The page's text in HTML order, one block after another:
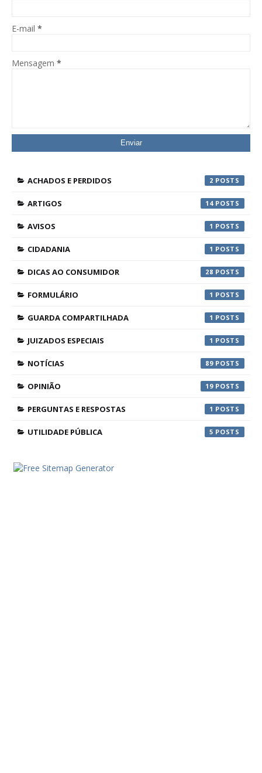
E-mail *
Mensagem *
ACHADOS E PERDIDOS 2
ARTIGOS 14
AVISOS 1
CIDADANIA 1
DICAS AO CONSUMIDOR 28
FORMULÁRIO 1
GUARDA COMPARTILHADA 1
JUIZADOS ESPECIAIS 1
NOTÍCIAS 89
OPINIÃO 19
PERGUNTAS E RESPOSTAS 1
UTILIDADE PÚBLICA 5